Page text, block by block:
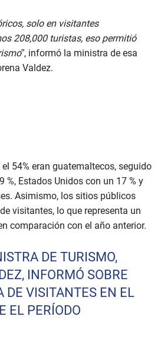
solo en visitantes
208,000 turistas, eso permitió
”, informó la ministra de esa
Valdez.
54% eran guatemaltecos, seguido
%, Estados Unidos con un 17 % y
Asimismo, los sitios públicos
visitantes, lo que representa un
comparación con el año anterior.
DE TURISMO,
INFORMÓ SOBRE
DE VISITANTES EN EL
EL PERÍODO